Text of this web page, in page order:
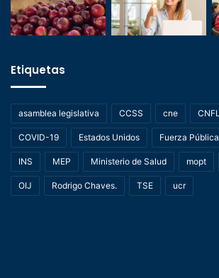
Etiquetas
asamblea legislativa CCSS cne CNFL
COVID-19 Estados Unidos Fuerza Pública
INS MEP Ministerio de Salud mopt
OIJ Rodrigo Chaves. TSE ucr